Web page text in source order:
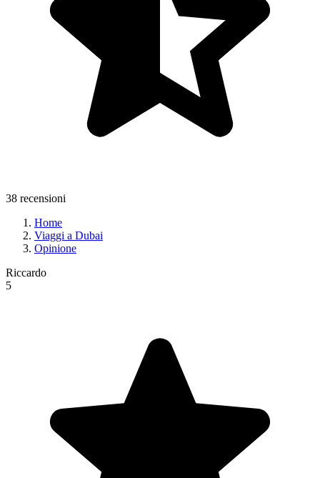
38 recensioni
Home
Viaggi a Dubai
Opinione
Riccardo
5